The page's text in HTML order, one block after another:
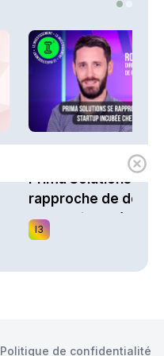
Prima Solutions se
rapproche de
startup incubée
Impulsion
I3
Politique de confidentialité